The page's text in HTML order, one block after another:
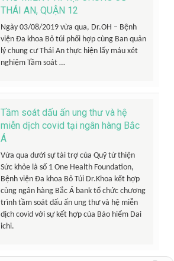
THÁI AN, QUẬN 12
Ngày 03/08/2019 vừa qua, Dr.OH – Bệnh
viện Đa khoa Bỏ túi phối hợp cùng Ban quản
lý chung cư Thái An thực hiện lấy máu xét
nghiệm Tầm soát …
Tầm soát dấu ấn ung thư và hệ
miễn dịch covid tại ngân hàng Bắc
Á
Vừa qua dưới sự tài trợ của Quỹ từ thiện
Sức khỏe là số 1 One Health Foundation,
Bệnh viện Đa khoa Bỏ Túi Dr.Khoa kết hợp
cùng ngân hàng Bắc Á bank tổ chức chương
trình tầm soát dấu ấn ung thư và hệ miễn
dịch covid với sự kết hợp của Bảo hiểm Dai
ichi.